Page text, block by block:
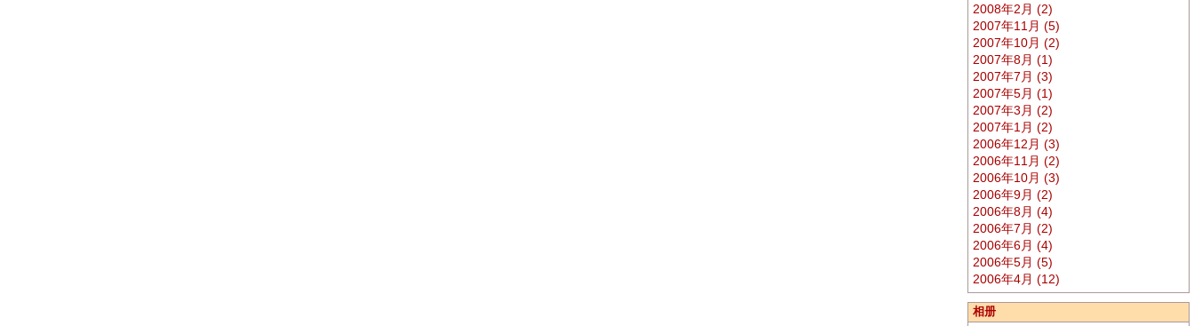
2008年2月 (2)
2007年11月 (5)
2007年10月 (2)
2007年8月 (1)
2007年7月 (3)
2007年5月 (1)
2007年3月 (2)
2007年1月 (2)
2006年12月 (3)
2006年11月 (2)
2006年10月 (3)
2006年9月 (2)
2006年8月 (4)
2006年7月 (2)
2006年6月 (4)
2006年5月 (5)
2006年4月 (12)
相册